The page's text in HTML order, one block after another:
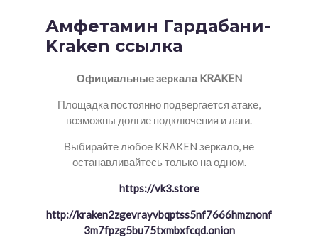
Амфетамин Гардабани-
Kraken ссылка
Официальные зеркала KRAKEN
Площадка постоянно подвергается атаке,
возможны долгие подключения и лаги.
Выбирайте любое KRAKEN зеркало, не
останавливайтесь только на одном.
https://vk3.store
http://kraken2zgevrayvbqptss5nf7666hmznonf
3m7fpzg5bu75txmbxfcqd.onion